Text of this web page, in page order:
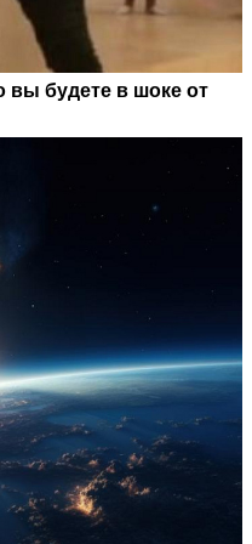
вы будете в шоке от